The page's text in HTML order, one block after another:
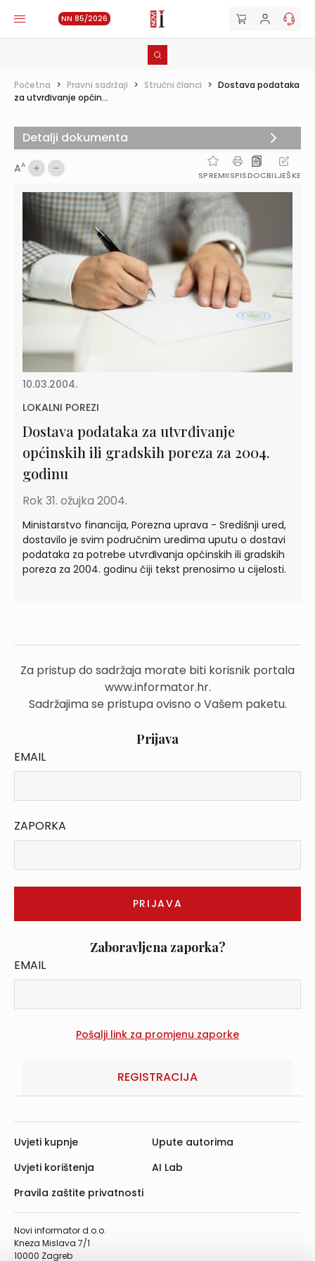
NN 85/2026
Početna > Pravni sadržaji > Stručni članci > Dostava podataka
za utvrđivanje općin...
AA
SPREMIISPISDOCBILJEŠKE
10.03.2004.
LOKALNI POREZI
Dostava podataka za utvrđivanje
općinskih ili gradskih poreza za 2004.
godinu
Rok 31. ožujka 2004.
Ministarstvo financija, Porezna uprava - Središnji ured,
dostavilo je svim područnim uredima uputu o dostavi
podataka za potrebe utvrđivanja općinskih ili gradskih
poreza za 2004. godinu čiji tekst prenosimo u cijelosti.
Za pristup do sadržaja morate biti korisnik portala
www.informator.hr.
Sadržajima se pristupa ovisno o Vašem paketu.
Prijava
EMAIL
ZAPORKA
Zaboravljena zaporka?
EMAIL
REGISTRACIJA
Detalji dokumenta
Novi informator d.o.o.
Kneza Mislava 7/1
10000 Zagreb
Uvjeti kupnje
Uvjeti korištenja
Pravila zaštite privatnosti
Upute autorima
AI Lab